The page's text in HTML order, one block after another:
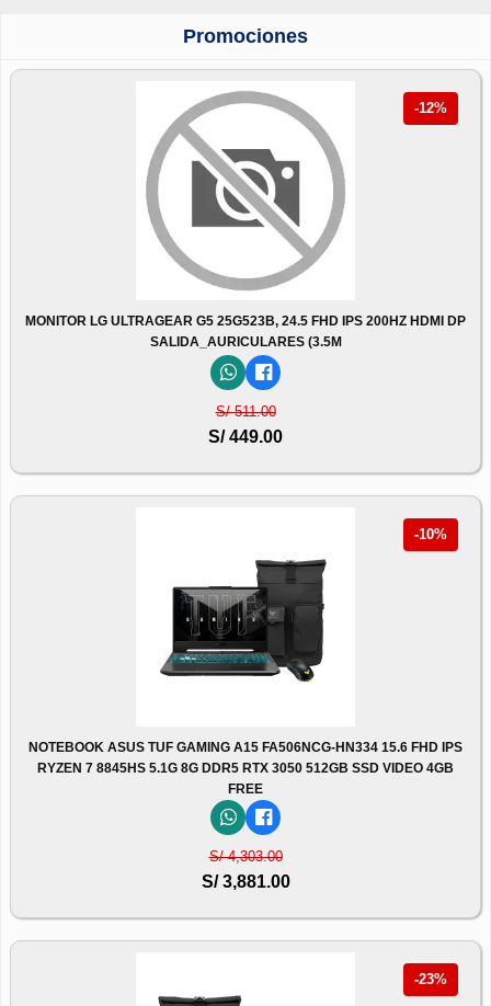
Promociones
-12%
MONITOR LG ULTRAGEAR G5 25G523B, 24.5 FHD IPS 200HZ HDMI DP
SALIDA_AURICULARES (3.5M
S/ 511.00
S/ 449.00
-10%
NOTEBOOK ASUS TUF GAMING A15 FA506NCG-HN334 15.6 FHD IPS
RYZEN 7 8845HS 5.1G 8G DDR5 RTX 3050 512GB SSD VIDEO 4GB
FREE
S/ 4,303.00
S/ 3,881.00
-23%